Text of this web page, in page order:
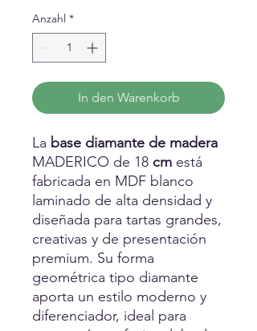
Anzahl *
In den Warenkorb
La base diamante de madera
MADERICO de 18 cm está
fabricada en MDF blanco
laminado de alta densidad y
diseñada para tartas grandes,
creativas y de presentación
premium. Su forma
geométrica tipo diamante
aporta un estilo moderno y
diferenciador, ideal para